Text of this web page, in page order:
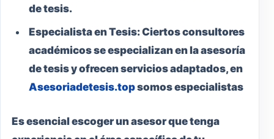
de tesis.
Especialista en Tesis:Ciertos consultores
académicos se especializan en la asesoría
de tesis y ofrecen servicios adaptados, en
Asesoriadetesis.topsomos especialistas
Es esencial escoger un asesor que tenga